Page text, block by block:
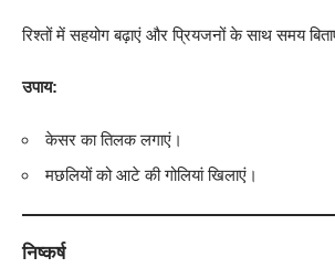
रिश्तों में सहयोग बढ़ाएं और प्रियजनों के साथ समय
उपाय:
केसर का तिलक लगाएं।
मछलियों को आटे की गोलियां खिलाएं।
निष्कर्ष